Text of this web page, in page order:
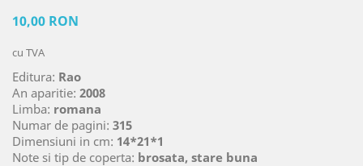
10,00 RON
cu TVA
Editura: Rao
An aparitie: 2008
Limba: romana
Numar de pagini: 315
Dimensiuni in cm: 14*21*1
Note si tip de coperta: brosata, stare buna